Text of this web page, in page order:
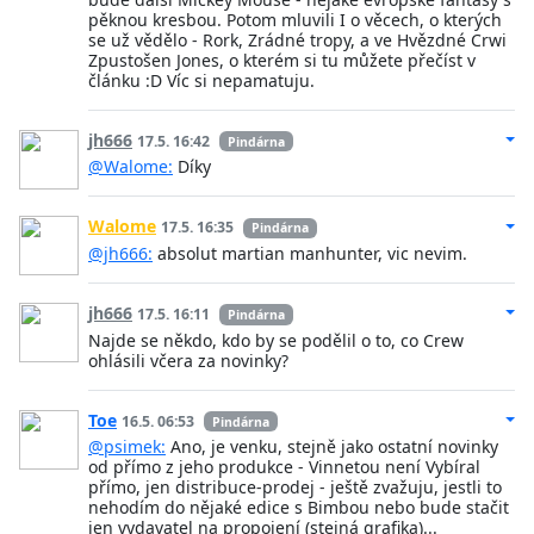
pěknou kresbou. Potom mluvili I o věcech, o kterých
se už vědělo - Rork, Zrádné tropy, a ve Hvězdné Crwi
Zpustošen Jones, o kterém si tu můžete přečíst v
článku :D Víc si nepamatuju.
jh666 17.5. 16:42 Pindárna
@Walome: Díky
Walome 17.5. 16:35 Pindárna
@jh666: absolut martian manhunter, vic nevim.
jh666 17.5. 16:11 Pindárna
Najde se někdo, kdo by se podělil o to, co Crew
ohlásili včera za novinky?
Toe 16.5. 06:53 Pindárna
@psimek: Ano, je venku, stejně jako ostatní novinky
od přímo z jeho produkce - Vinnetou není Vybíral
přímo, jen distribuce-prodej - ještě zvažuju, jestli to
nehodím do nějaké edice s Bimbou nebo bude stačit
jen vydavatel na propojení (stejná grafika)...